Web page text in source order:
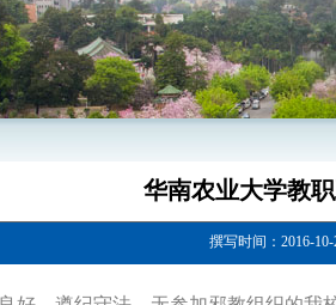
华南农业大学教
撰写时间：2016-10-